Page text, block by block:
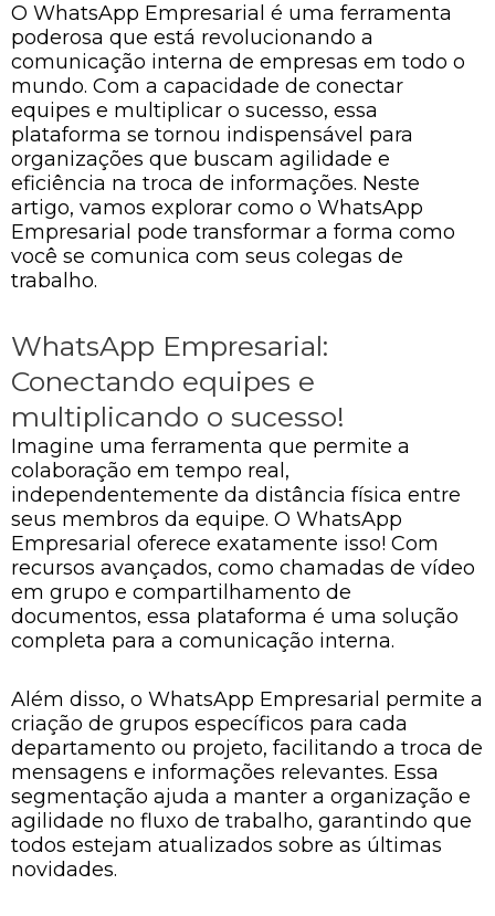
O WhatsApp Empresarial é uma ferramenta
poderosa que está revolucionando a
comunicação interna de empresas em todo o
mundo. Com a capacidade de conectar
equipes e multiplicar o sucesso, essa
plataforma se tornou indispensável para
organizações que buscam agilidade e
eficiência na troca de informações. Neste
artigo, vamos explorar como o WhatsApp
Empresarial pode transformar a forma como
você se comunica com seus colegas de
trabalho.
WhatsApp Empresarial:
Conectando equipes e
multiplicando o sucesso!
Imagine uma ferramenta que permite a
colaboração em tempo real,
independentemente da distância física entre
seus membros da equipe. O WhatsApp
Empresarial oferece exatamente isso! Com
recursos avançados, como chamadas de vídeo
em grupo e compartilhamento de
documentos, essa plataforma é uma solução
completa para a comunicação interna.
Além disso, o WhatsApp Empresarial permite a
criação de grupos específicos para cada
departamento ou projeto, facilitando a troca de
mensagens e informações relevantes. Essa
segmentação ajuda a manter a organização e
agilidade no fluxo de trabalho, garantindo que
todos estejam atualizados sobre as últimas
novidades.